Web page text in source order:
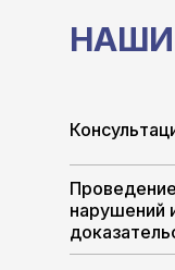
НАШИ
нарушений